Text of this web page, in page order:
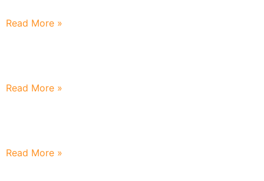
Read More »
Read More »
Read More »